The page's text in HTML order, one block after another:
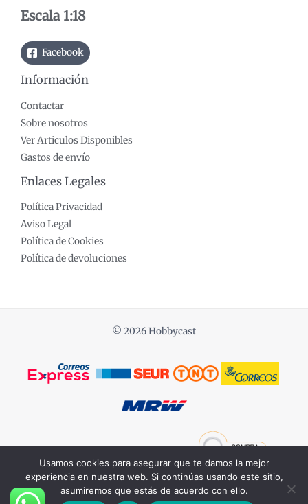
Escala 1:18
Facebook
Información
Contactar
Sobre nosotros
Ver Articulos Disponibles
Gastos de envío
Enlaces Legales
Política Privacidad
Aviso Legal
Política de Cookies
Política de devoluciones
© 2026 Hobbycast
Usamos cookies para asegurar que te damos la mejor
experiencia en nuestra web. Si continúas usando este sitio,
asumiremos que estás de acuerdo con ello.